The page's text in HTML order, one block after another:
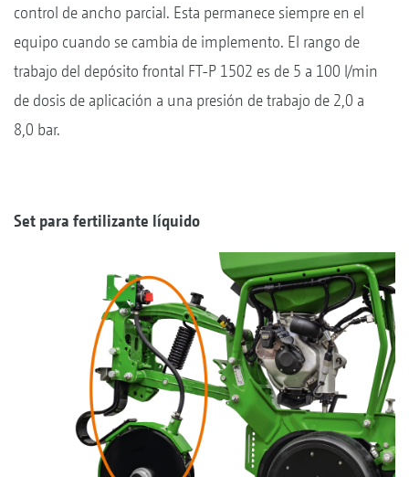
control de ancho parcial. Esta permanece siempre en el
equipo cuando se cambia de implemento. El rango de
trabajo del depósito frontal FT-P 1502 es de 5 a 100 l/min
de dosis de aplicación a una presión de trabajo de 2,0 a
8,0 bar.
Set para fertilizante líquido